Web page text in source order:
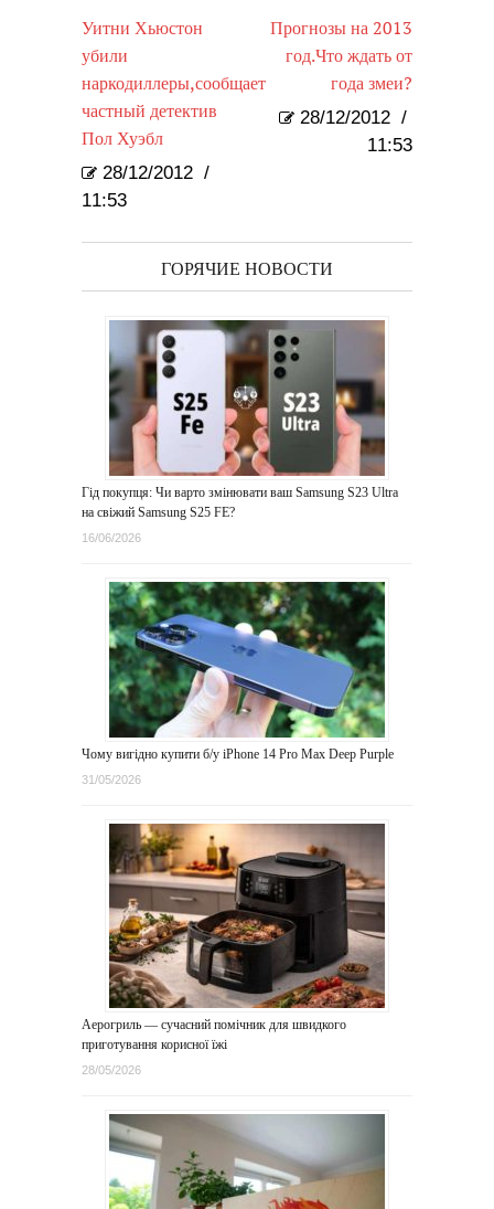
Уитни Хьюстон
убили
наркодиллеры,сообщает
частный детектив
Пол Хуэбл
28/12/2012 /
11:53
Прогнозы на 2013
год.Что ждать от
года змеи?
28/12/2012 /
11:53
ГОРЯЧИЕ НОВОСТИ
Гід покупця: Чи варто змінювати ваш Samsung S23 Ultra
на свіжий Samsung S25 FE?
16/06/2026
Чому вигідно купити б/у iPhone 14 Pro Max Deep Purple
31/05/2026
Аерогриль — сучасний помічник для швидкого
приготування корисної їжі
28/05/2026